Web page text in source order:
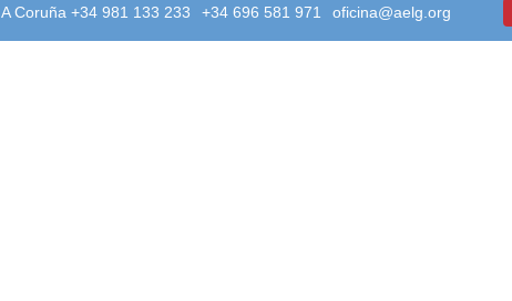
Coruña +34 981 133 233 +34 696 581 971 oficina@aelg.org